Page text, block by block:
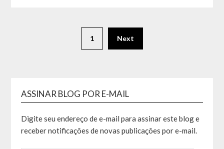
1 Next
ASSINAR BLOG POR E-MAIL
Digite seu endereço de e-mail para assinar este blog e
receber notificações de novas publicações por e-mail.